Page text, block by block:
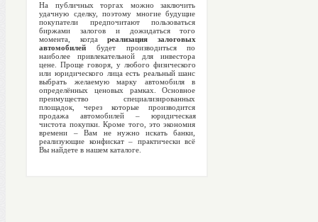
На публичных торгах можно заключить
удачную сделку, поэтому многие будущие
покупатели предпочитают пользоваться
биржами залогов и дожидаться того
момента, когдареализация залоговых
автомобилей будет производиться по
наиболее привлекательной для инвестора
цене. Проще говоря, у любого физического
или юридического лица есть реальный шанс
выбрать желаемую марку автомобиля в
определённых ценовых рамках. Основное
преимущество специализированных
площадок, через которые производится
продажа автомобилей – юридическая
чистота покупки. Кроме того, это экономия
времени – Вам не нужно искать банки,
реализующие конфискат – практически всё
Вы найдете в нашем каталоге.